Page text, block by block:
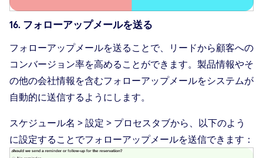
16. フォローアップメールを送る
フォローアップメールを送ることで、リードから顧客への
コンバージョン率を高めることができます。製品情報やそ
の他の会社情報を含むフォローアップメールをシステムが
自動的に送信するようにします。
スケジュール名 > 設定 > プロセスタブから、以下のよう
に設定することでフォローアップメールを送信できます：